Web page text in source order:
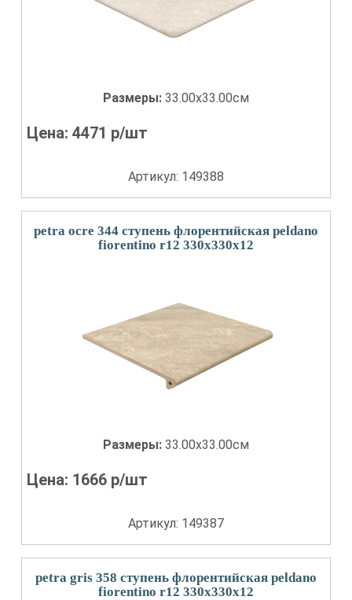
Размеры: 33.00x33.00см
Цена:4471 р/шт
Артикул: 149388
petra ocre 344 ступень флорентийская peldano
fiorentino r12 330x330x12
Размеры: 33.00x33.00см
Цена: 1666 р/шт
Артикул: 149387
petra gris 358 ступень флорентийская peldano
fiorentino r12 330x330x12